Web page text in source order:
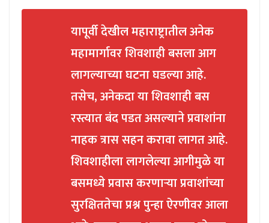
यापूर्वी देखील महाराष्ट्रातील अनेक
महामार्गावर शिवशाही बसला आग
लागल्याच्या घटना घडल्या आहे.
तसेच, अनेकदा या शिवशाही बस
रस्त्यात बंद पडत असल्याने प्रवाशांना
नाहक त्रास सहन करावा लागत आहे.
शिवशाहीला लागलेल्या आगीमुळे या
बसमध्ये प्रवास करणाऱ्या प्रवाशांच्या
सुरक्षिततेचा प्रश्न पुन्हा ऐरणीवर आला